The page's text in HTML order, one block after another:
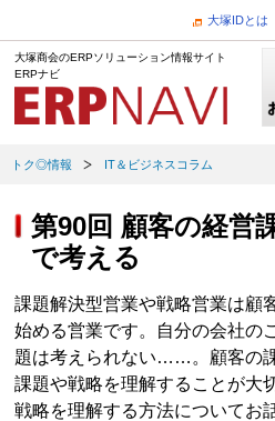
大塚IDとは
大塚商会のERPソリューション情報サイト
ERPナビ
トク◎情報 IT＆ビジネスコラム
第90回 顧客の経営
で考える
課題解決型営業や戦略営業は顧
始める営業です。自分の会社の
題は考えられない……。顧客の
課題や戦略を理解することが大
戦略を理解する方法についてお